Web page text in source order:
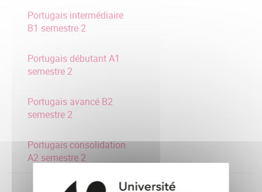
Portugais intermédiaire
B1 semestre 2
Portugais débutant A1
semestre 2
Portugais avancé B2
semestre 2
Portugais consolidation
A2 semestre 2